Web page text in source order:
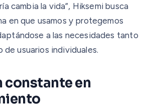
cambia la vida”, Hiksemi busca
en que usamos y protegemos
a las necesidades tanto
de usuarios individuales.
constante en